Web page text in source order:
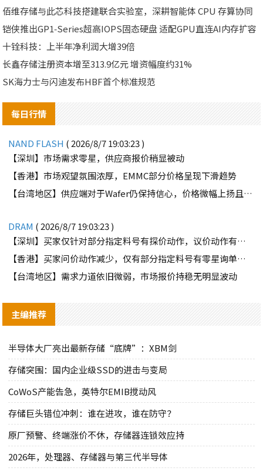
佰维存储与此芯科技搭建联合实验室，深耕智能体 CPU 存算协同
铠侠推出GP1‑Series超高IOPS固态硬盘 适配GPU直连AI内存扩容
十铨科技：上半年净利润大增39倍
长鑫存储注册资本增至313.9亿元 增资幅度约31%
SK海力士与闪迪发布HBF首个标准规范
每日行情
NAND FLASH ( 2026/8/7 19:03:23 )
【深圳】市场需求零星，供应商报价稍显被动
【香港】市场观望氛围浓厚，EMMC部分价格呈现下滑趋势
【台湾地区】供应端对于Wafer仍保持信心，价格微幅上扬且惜售态度不变
DRAM ( 2026/8/7 19:03:23 )
【深圳】买家仅针对部分指定料号有探价动作，议价动作有所减少
【香港】买家问价动作减少，仅有部分指定料号有零星询单动作
【台湾地区】需求力道依旧微弱，市场报价持稳无明显波动
主编推荐
半导体大厂亮出最新存储“底牌”：XBM剑
存储突围：国内企业级SSD的进击与变局
CoWoS产能告急，英特尔EMIB搅动风
存储巨头错位冲刺：谁在进攻，谁在防守？
原厂预警、终端涨价不休，存储器连锁效应持
2026年，处理器、存储器与第三代半导体